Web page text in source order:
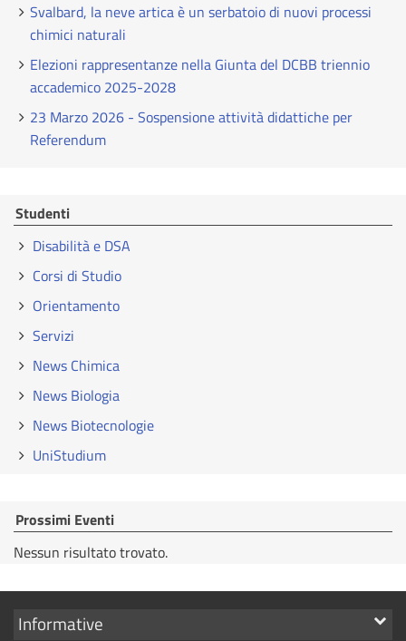
Svalbard, la neve artica è un serbatoio di nuovi processi
chimici naturali
Elezioni rappresentanze nella Giunta del DCBB triennio
accademico 2025-2028
23 Marzo 2026 - Sospensione attività didattiche per
Referendum
Studenti
Disabilità e DSA
Corsi di Studio
Orientamento
Servizi
News Chimica
News Biologia
News Biotecnologie
UniStudium
Prossimi Eventi
Nessun risultato trovato.
Mostra
Informative